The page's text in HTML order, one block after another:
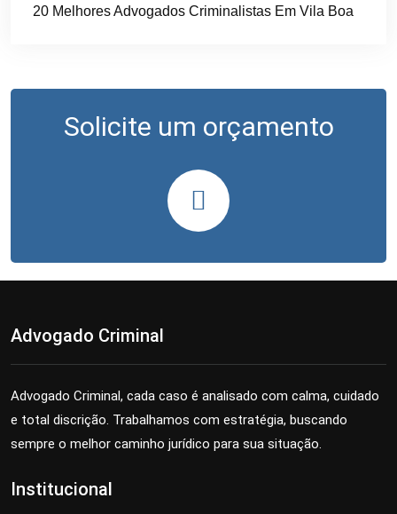
20 Melhores Advogados Criminalistas Em Vila Boa
Solicite um orçamento
Advogado Criminal
Advogado Criminal, cada caso é analisado com calma, cuidado
e total discrição. Trabalhamos com estratégia, buscando
sempre o melhor caminho jurídico para sua situação.
Institucional